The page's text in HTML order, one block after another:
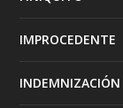
IMPROCEDENTE
INDEMNIZACIÓN